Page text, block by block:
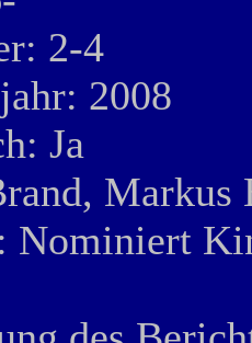
2-4
2008
Ja
Markus
Nominiert